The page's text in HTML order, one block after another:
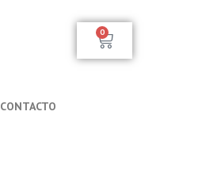
0 Carrito
CONTACTO